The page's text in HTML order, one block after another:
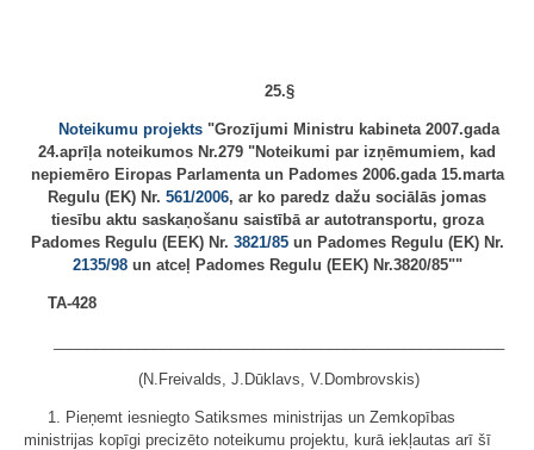
25.§
Noteikumu projekts "Grozījumi Ministru kabineta 2007.gada
24.aprīļa noteikumos Nr.279 "Noteikumi par izņēmumiem, kad
nepiemēro Eiropas Parlamenta un Padomes 2006.gada 15.marta
Regulu (EK) Nr. 561/2006, ar ko paredz dažu sociālās jomas
tiesību aktu saskaņošanu saistībā ar autotransportu, groza
Padomes Regulu (EEK) Nr. 3821/85un Padomes Regulu (EK) Nr.
2135/98un atceļ Padomes Regulu (EEK) Nr.3820/85""
TA-428
(N.Freivalds, J.Dūklavs, V.Dombrovskis)
1. Pieņemt iesniegto Satiksmes ministrijas un Zemkopības
ministrijas kopīgi precizēto noteikumu projektu, kurā iekļautas arī šī